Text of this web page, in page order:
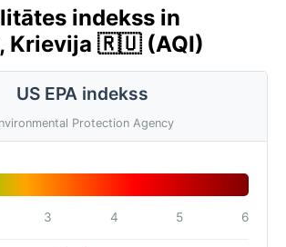
indekss in
Krievija 🇷🇺 (AQI)
US EPA indekss
Protection Agency
3 4 5 6